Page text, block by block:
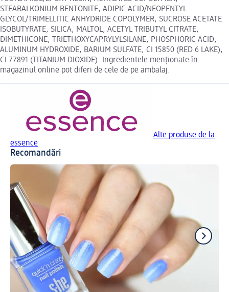
STEARALKONIUM BENTONITE, ADIPIC ACID/NEOPENTYL
GLYCOL/TRIMELLITIC ANHYDRIDE COPOLYMER, SUCROSE ACETATE
ISOBUTYRATE, SILICA, MALTOL, ACETYL TRIBUTYL CITRATE,
DIMETHICONE, TRIETHOXYCAPRYLYLSILANE, PHOSPHORIC ACID,
ALUMINUM HYDROXIDE, BARIUM SULFATE, CI 15850 (RED 6 LAKE),
CI 77891 (TITANIUM DIOXIDE). Ingredientele menționate în
magazinul online pot diferi de cele de pe ambalaj.
Alte produse de la
essence
Recomandări